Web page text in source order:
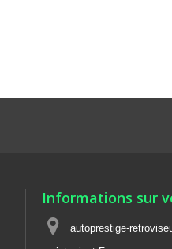
Informations sur
autoprestige-